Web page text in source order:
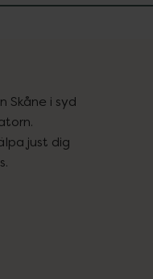
Skåne i syd
just dig